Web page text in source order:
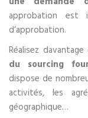
approbation est
d’approbation.
Réalisez
du sourcing
dispose de
activités, les
géographique…